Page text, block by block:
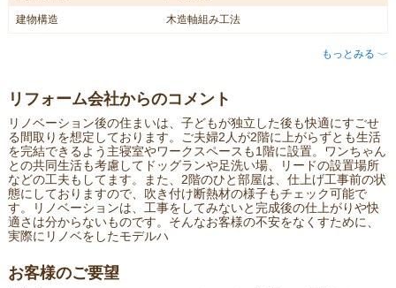
建物構造 木造軸組み工法
もっとみる 〈
リフォーム会社からのコメント
リノベーション後の住まいは、子どもが独立した後も快適にすごせ
る間取りを想定しております。ご夫婦2人が2階に上がらずとも生活
を完結できるよう主寝室やワークスペースも1階に設置。ワンちゃん
との共同生活も考慮してドッグランや足洗い場、リードの設置場所
などの工夫もしてます。また、2階のひと部屋は、仕上げ工事前の状
態にしておりますので、吹き付け断熱材の様子もチェック可能で
す。リノベーションは、工事をしてみないと完成後の仕上がりや快
適さは分からないものです。そんなお客様の不安をなくすために、
実際にリノベをしたモデルハ
お客様のご要望